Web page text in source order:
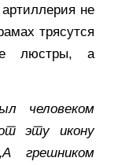
не
трясутся
люстры, а
человеком
эту икону
грешником